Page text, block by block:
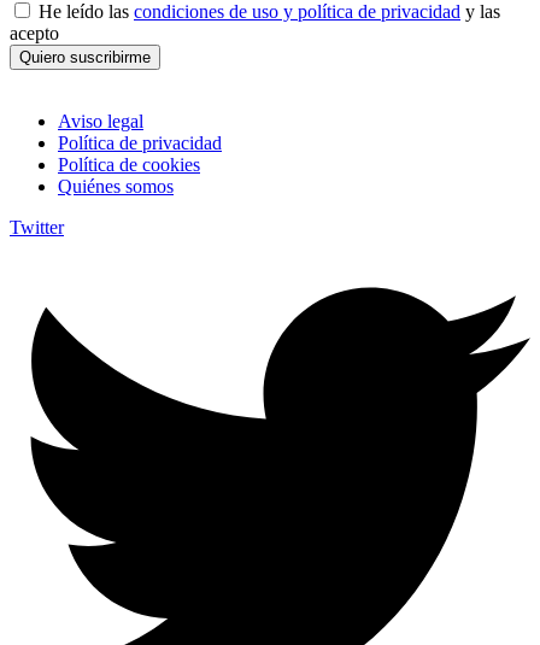
He leído las condiciones de uso y política de privacidad y las
acepto
Quiero suscribirme
Aviso legal
Política de privacidad
Política de cookies
Quiénes somos
Twitter